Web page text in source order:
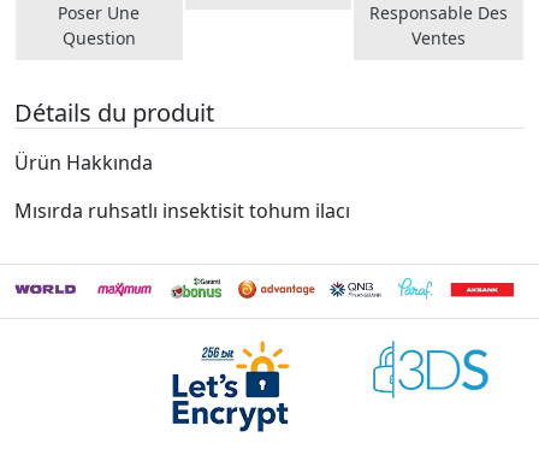
Poser Une
Question
Responsable Des
Ventes
Détails du produit
Ürün Hakkında
Mısırda ruhsatlı insektisit tohum ilacı